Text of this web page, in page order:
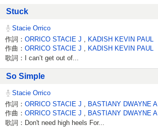
Stuck
Stacie Orrico
作詞： ORRICO STACIE J
KADISH KEVIN PAUL
作曲： ORRICO STACIE J KADISH KEVIN PAUL
歌詞：I can’t get out of...
So Simple
Stacie Orrico
作詞： ORRICO STACIE J BASTIANY DWAYNE A
作曲： ORRICO STACIE J BASTIANY DWAYNE A
歌詞：Don't need high heels For...